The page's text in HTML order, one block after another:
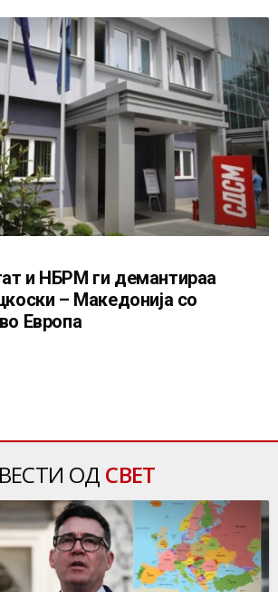
и НБРМ ги демантираа
– Македонија со
Европа
ОД СВЕТ